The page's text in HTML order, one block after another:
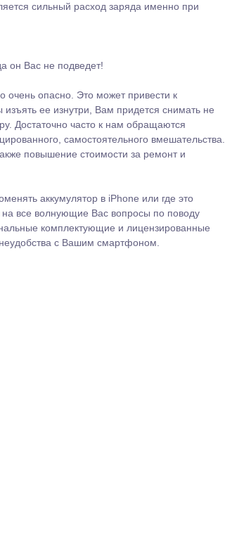
сильный расход заряда именно при
он Вас не подведет!
очень опасно. Это может привести к
ее изнутри, Вам придется снимать не
Достаточно часто к нам обращаются
самостоятельного вмешательства.
повышение стоимости за ремонт и
аккумулятор в iPhone или где это
все волнующие Вас вопросы по поводу
комплектующие и лицензированные
с Вашим смартфоном.